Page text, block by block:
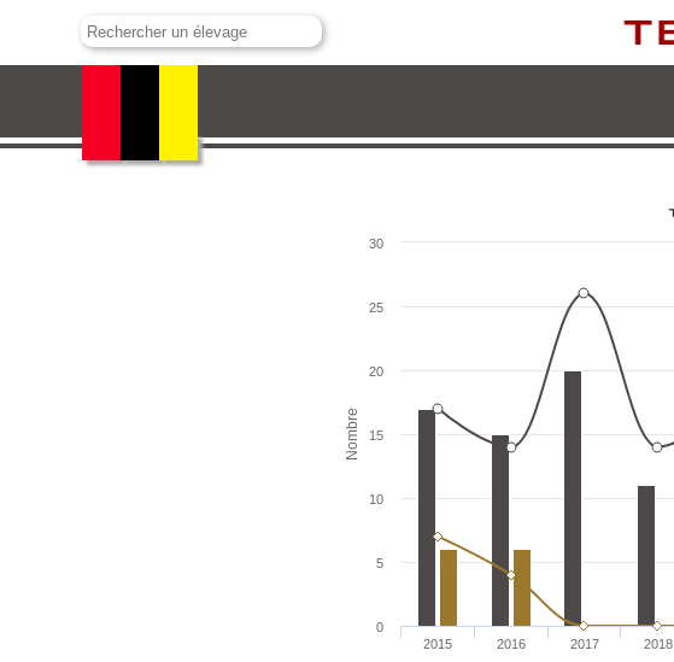
Nombre
2015 2016 2017 2018
0
5
10
15
20
25
30